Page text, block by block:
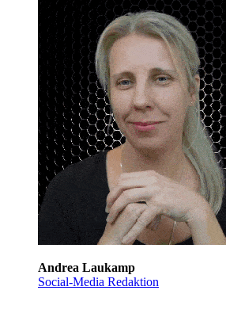
Andrea Laukamp
Social-Media Redaktion